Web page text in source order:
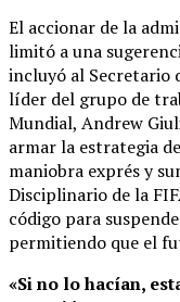
El accionar de la
limitó a una
incluyó al Secretario
líder del grupo de
Mundial, Andrew
armar la estrategia
maniobra exprés y
Disciplinario de la
código para
permitiendo que el
«Si no lo hacían,